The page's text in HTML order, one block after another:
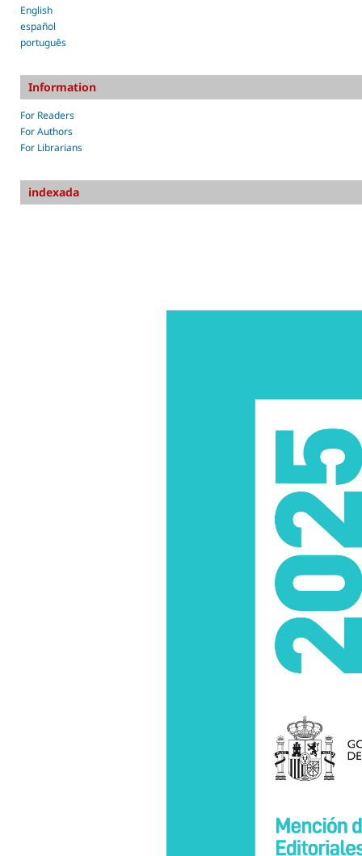
English
español
português
Information
For Readers
For Authors
For Librarians
indexada